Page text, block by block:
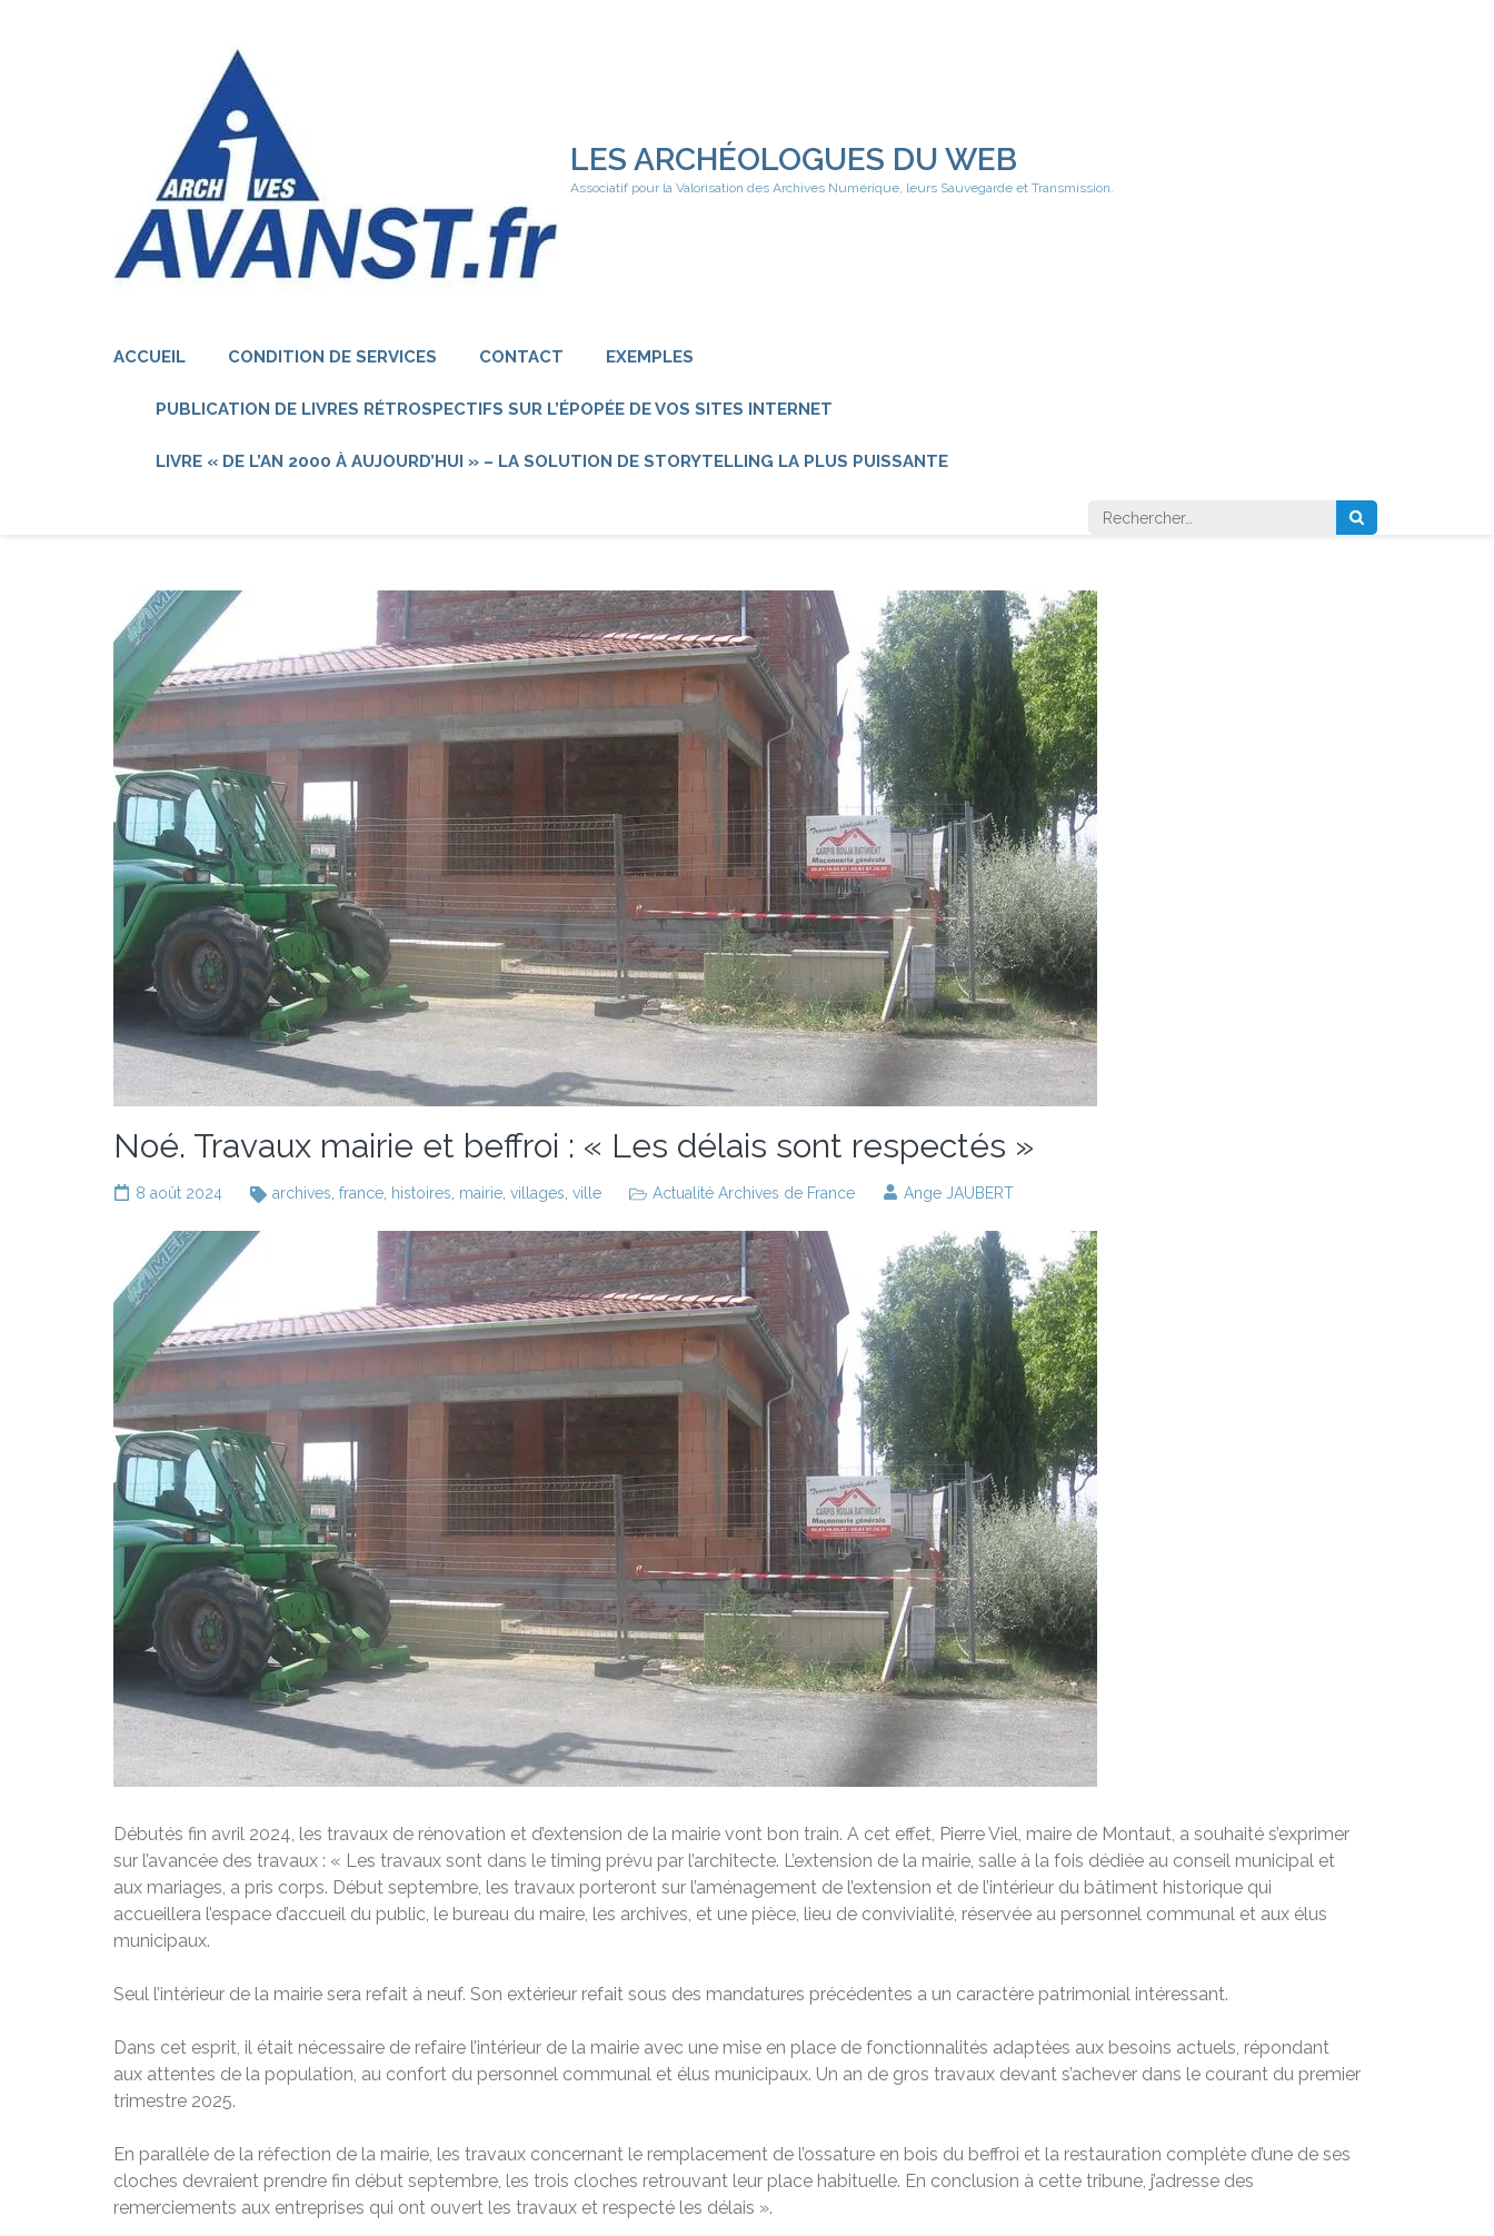
LES ARCHÉOLOGUES DU WEB
Associatif pour la Valorisation des Archives Numérique, leurs Sauvegarde et Transmission.
ACCUEIL CONDITION DE SERVICES CONTACT EXEMPLES
PUBLICATION DE LIVRES RÉTROSPECTIFS SUR L’ÉPOPÉE DE VOS SITES INTERNET
LIVRE « DE L’AN 2000 À AUJOURD’HUI » – LA SOLUTION DE STORYTELLING LA PLUS PUISSANTE
Rechercher :
Noé. Travaux mairie et beffroi : « Les délais sont respectés »
8 août 2024 archives france histoires mairie villages ville Actualité Archives de France Ange JAUBERT
Débutés fin avril 2024, les travaux de rénovation et d’extension de la mairie vont bon train. A cet effet, Pierre Viel, maire de Montaut, a souhaité s’exprimer
sur l’avancée des travaux : « Les travaux sont dans le timing prévu par l’architecte. L’extension de la mairie, salle à la fois dédiée au conseil municipal et
aux mariages, a pris corps. Début septembre, les travaux porteront sur l’aménagement de l’extension et de l’intérieur du bâtiment historique qui
accueillera l’espace d’accueil du public, le bureau du maire, les archives, et une pièce, lieu de convivialité, réservée au personnel communal et aux élus
municipaux.
Seul l’intérieur de la mairie sera refait à neuf. Son extérieur refait sous des mandatures précédentes a un caractère patrimonial intéressant.
Dans cet esprit, il était nécessaire de refaire l’intérieur de la mairie avec une mise en place de fonctionnalités adaptées aux besoins actuels, répondant
aux attentes de la population, au confort du personnel communal et élus municipaux. Un an de gros travaux devant s’achever dans le courant du premier
trimestre 2025.
En parallèle de la réfection de la mairie, les travaux concernant le remplacement de l’ossature en bois du beffroi et la restauration complète d’une de ses
cloches devraient prendre fin début septembre, les trois cloches retrouvant leur place habituelle. En conclusion à cette tribune, j’adresse des
remerciements aux entreprises qui ont ouvert les travaux et respecté les délais ».